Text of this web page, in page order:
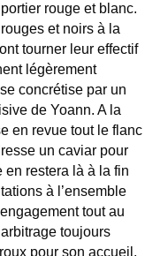
rouge et blanc.
et noirs à la
tourner leur effectif
légèrement
concrétise par un
de Yoann. A la
en revue tout le flanc
un caviar pour
restera là à la fin
à l’ensemble
tout au
toujours
pour son accueil.